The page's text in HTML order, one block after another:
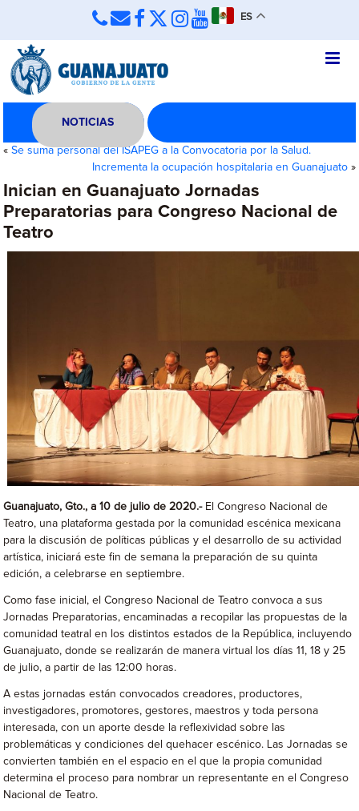
ES
NOTICIAS
«Se suma personal del ISAPEG a la Convocatoria por la Salud.
Incrementa la ocupación hospitalaria en Guanajuato»
Inician en Guanajuato Jornadas
Preparatorias para Congreso Nacional de
Teatro
Guanajuato, Gto., a 10 de julio de 2020.- El Congreso Nacional de
Teatro, una plataforma gestada por la comunidad escénica mexicana
para la discusión de políticas públicas y el desarrollo de su actividad
artística, iniciará este fin de semana la preparación de su quinta
edición, a celebrarse en septiembre.
Como fase inicial, el Congreso Nacional de Teatro convoca a sus
Jornadas Preparatorias, encaminadas a recopilar las propuestas de la
comunidad teatral en los distintos estados de la República, incluyendo
Guanajuato, donde se realizarán de manera virtual los días 11, 18 y 25
de julio, a partir de las 12:00 horas.
A estas jornadas están convocados creadores, productores,
investigadores, promotores, gestores, maestros y toda persona
interesada, con un aporte desde la reflexividad sobre las
problemáticas y condiciones del quehacer escénico. Las Jornadas se
convierten también en el espacio en el que la propia comunidad
determina el proceso para nombrar un representante en el Congreso
Nacional de Teatro.